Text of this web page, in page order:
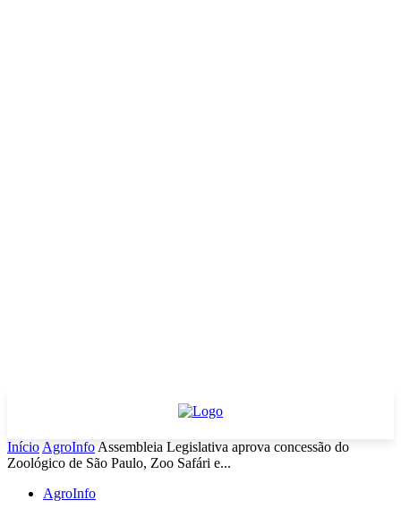
Início AgroInfo Assembleia Legislativa aprova concessão do
Zoológico de São Paulo, Zoo Safári e...
AgroInfo